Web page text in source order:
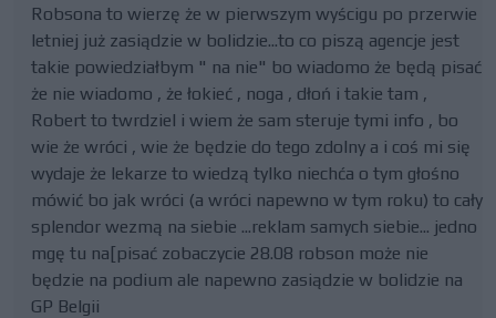
Robsona to wierzę że w pierwszym wyścigu po przerwie
letniej już zasiądzie w bolidzie...to co piszą agencje jest
takie powiedziałbym " na nie" bo wiadomo że będą pisać
że nie wiadomo , że łokieć , noga , dłoń i takie tam ,
Robert to twrdziel i wiem że sam steruje tymi info , bo
wie że wróci , wie że będzie do tego zdolny a i coś mi się
wydaje że lekarze to wiedzą tylko niechća o tym głośno
mówić bo jak wróci (a wróci napewno w tym roku) to cały
splendor wezmą na siebie ...reklam samych siebie... jedno
mgę tu na[pisać zobaczycie 28.08 robson może nie
będzie na podium ale napewno zasiądzie w bolidzie na
GP Belgii